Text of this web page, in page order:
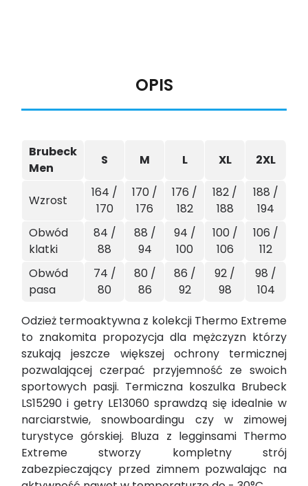
OPIS
Brubeck
Men
S M L XL 2XL
Wzrost
164 /
170
170 /
176
176 /
182
182 /
188
188 /
194
Obwód
klatki
84 /
88
88 /
94
94 /
100
100 /
106
106 /
112
Obwód
pasa
74 /
80
80 /
86
86 /
92
92 /
98
98 /
104
Odzież termoaktywna z kolekcji Thermo Extreme
to znakomita propozycja dla mężczyzn którzy
szukają jeszcze większej ochrony termicznej
pozwalającej czerpać przyjemność ze swoich
sportowych pasji. Termiczna koszulka Brubeck
LS15290 i getry LE13060 sprawdzą się idealnie w
narciarstwie, snowboardingu czy w zimowej
turystyce górskiej. Bluza z legginsami Thermo
Extreme stworzy kompletny strój
zabezpieczający przed zimnem pozwalając na